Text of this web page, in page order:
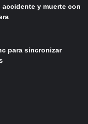
y muerte con
para sincronizar